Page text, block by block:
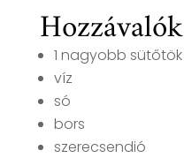
Hozzávalók
1 nagyobb sütőtök
víz
só
bors
szerecsendió